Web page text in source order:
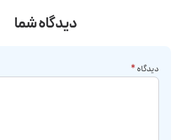
دیدگاه شما
دیدگاه*